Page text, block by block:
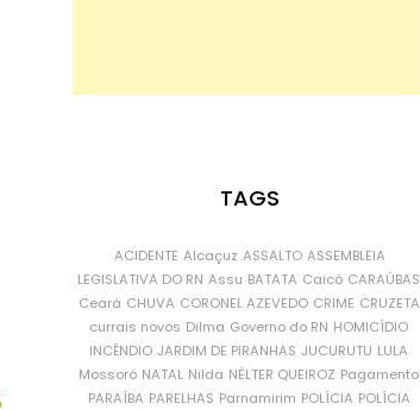
TAGS
ACIDENTE Alcaçuz ASSALTO ASSEMBLEIA
LEGISLATIVA DO RN Assu BATATA Caicó CARAÚBAS
Ceará CHUVA CORONEL AZEVEDO CRIME CRUZETA
currais novos Dilma Governo do RN HOMICÍDIO
INCÊNDIO JARDIM DE PIRANHAS JUCURUTU LULA
Mossoró NATAL Nilda NÉLTER QUEIROZ Pagamento
PARAÍBA PARELHAS Parnamirim POLÍCIA POLÍCIA